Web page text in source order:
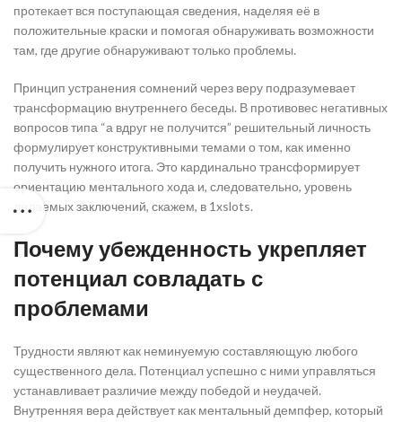
протекает вся поступающая сведения, наделяя её в
положительные краски и помогая обнаруживать возможности
там, где другие обнаруживают только проблемы.
Принцип устранения сомнений через веру подразумевает
трансформацию внутреннего беседы. В противовес негативных
вопросов типа “а вдруг не получится” решительный личность
формулирует конструктивными темами о том, как именно
получить нужного итога. Это кардинально трансформирует
ориентацию ментального хода и, следовательно, уровень
делаемых заключений, скажем, в 1xslots.
Почему убежденность укрепляет
потенциал совладать с
проблемами
Трудности являют как неминуемую составляющую любого
существенного дела. Потенциал успешно с ними управляться
устанавливает различие между победой и неудачей.
Внутренняя вера действует как ментальный демпфер, который